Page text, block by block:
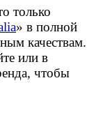
только
» в полной
качествам.
или в
чтобы